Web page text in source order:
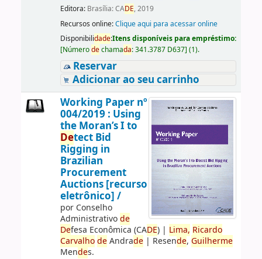
Editora: Brasília: CADE, 2019
Recursos online:Clique aqui para acessar online
Disponibilidade:Itens disponíveis para empréstimo:
[Númerodechamada:341.3787 D637] (1).
Reservar
Adicionar ao seu carrinho
Working Paper nº
004/2019 : Using
the Moran’s I to
Detect Bid
Rigging in
Brazilian
Procurement
Auctions [recurso
eletrônico] /
por Conselho
Administrativode
Defesa Econômica (CADE)| Lima, Ricardo
Carvalho deAndrade| Resende, Guilherme
Mendes.